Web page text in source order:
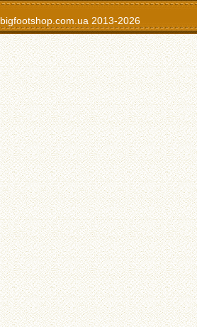
bigfootshop.com.ua 2013-2026